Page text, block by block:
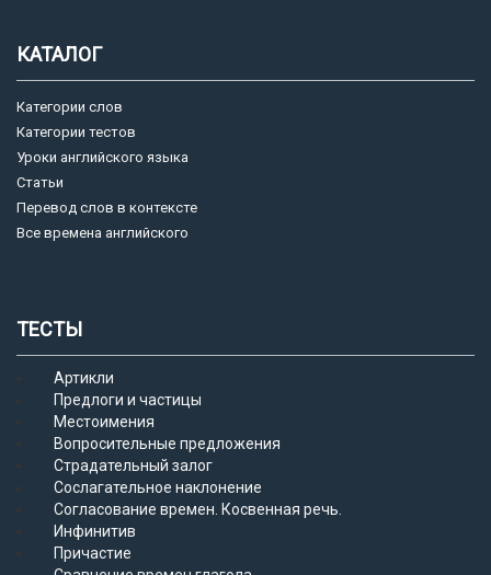
КАТАЛОГ
Категории слов
Категории тестов
Уроки английского языка
Статьи
Перевод слов в контексте
Все времена английского
ТЕСТЫ
Артикли
Предлоги и частицы
Местоимения
Вопросительные предложения
Страдательный залог
Сослагательное наклонение
Согласование времен. Косвенная речь.
Инфинитив
Причастие